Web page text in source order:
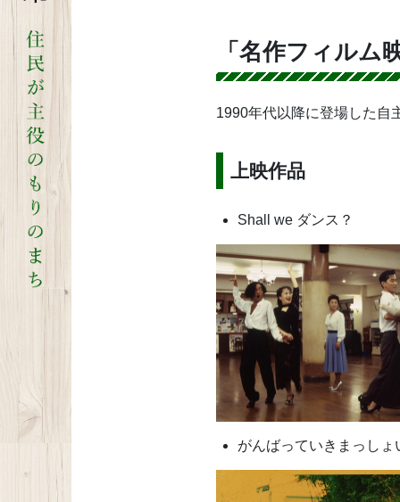
「名作フィルム
1990年代以降に登場した自
上映作品
Shall we ダンス？
がんばっていきまっしょ